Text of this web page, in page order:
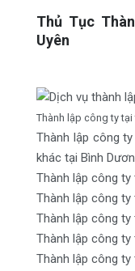
Thủ Tục
Uyên
Thành lập công ty
Thành lập công
khác tại Bình
Thành lập công ty
Thành lập công ty
Thành lập công ty
Thành lập công ty
Thành lập công ty